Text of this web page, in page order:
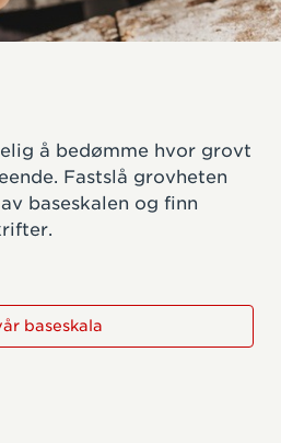
å bedømme hvor grovt
Fastslå grovheten
baseskalen og finn
baseskala